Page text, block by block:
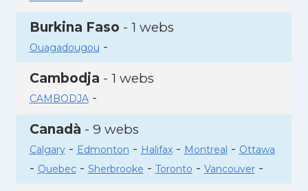
Burkina Faso - 1 webs
Ouagadougou -
Cambodja - 1 webs
CAMBODJA-
Canadà - 9 webs
Calgary- Edmonton - Halifax- Montreal - Ottawa
- Quebec- Sherbrooke - Toronto - Vancouver-